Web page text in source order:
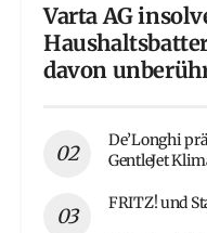
Varta AG
davon
De’Longhi
GentleJet
FRITZ! und